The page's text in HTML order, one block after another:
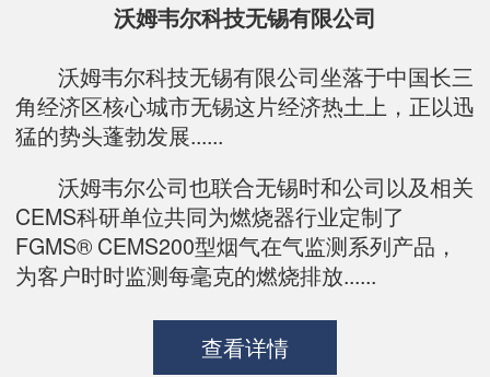
沃姆韦尔科技无锡有限公司
沃姆韦尔科技无锡有限公司坐落于中国长三
角经济区核心城市无锡这片经济热土上，正以迅
猛的势头蓬勃发展......
沃姆韦尔公司也联合无锡时和公司以及相关
CEMS科研单位共同为燃烧器行业定制了
FGMS® CEMS200型烟气在气监测系列产品，
为客户时时监测每毫克的燃烧排放......
查看详情